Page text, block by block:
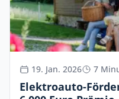
19. Jan. 2026 7
Elektroauto-